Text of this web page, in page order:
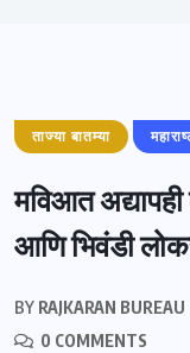
ताज्या बातम्या
मविआत
आणि भिवंडी
BY RAJKARAN BUREAU
0 COMMENTS